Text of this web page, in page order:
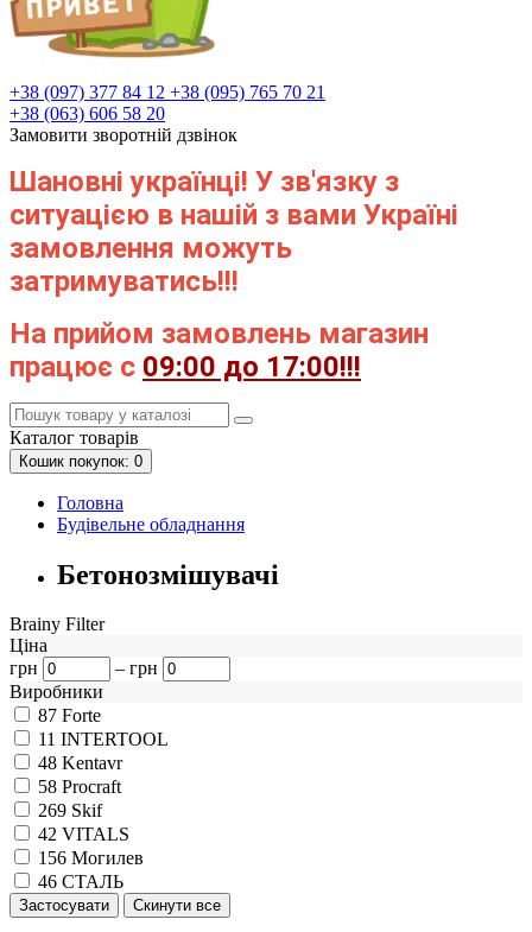
+38 (097) 377 84 12 +38 (095) 765 70 21
+38 (063) 606 58 20
Замовити зворотній дзвінок
Шановні українці! У зв'язку з
ситуацією в нашій з вами Україні
замовлення можуть
затримуватись!!!
На прийом замовлень магазин
працює с 09:00 до 17:00!!!
Каталог товарів
Кошик покупок: 0
Головна
Будівельне обладнання
Бетонозмішувачі
Brainy Filter
Ціна
грн
– грн
Виробники
87 Forte
11 INTERTOOL
48 Kentavr
58 Procraft
269 Skif
42 VITALS
156 Могилев
46 СТАЛЬ